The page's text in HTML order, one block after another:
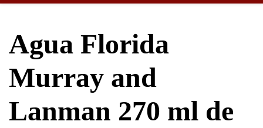
Agua Florida
Murray and
Lanman 270 ml de